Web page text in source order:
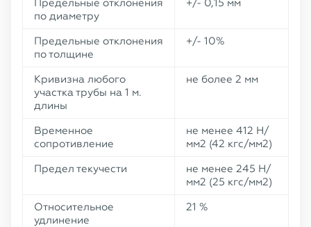
Предельные отклонения
по диаметру
+/- 0,15 мм
Предельные отклонения
по толщине
+/- 10%
Кривизна любого
участка трубы на 1 м.
длины
не более 2 мм
Временное
сопротивление
не менее 412 Н/
мм2 (42 кгс/мм2)
Предел текучести
не менее 245 Н/
мм2 (25 кгс/мм2)
Относительное
удлинение
21 %